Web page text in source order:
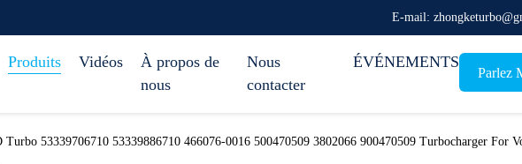
E-mail:
Produits Vidéos
À propos de
nous
Nous
contacter
ÉVÉNEMENTS
Parlez
Turbo 53339706710 53339886710 466076-0016 500470509 3802066 900470509 Turbocharger